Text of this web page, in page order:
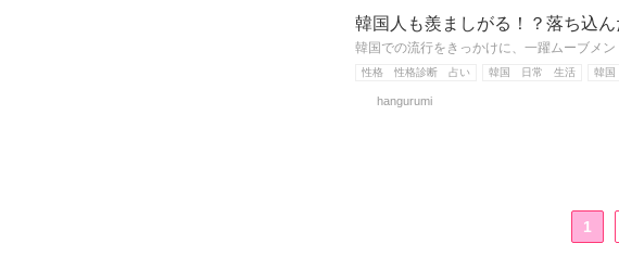
韓国人も羨ましがる！？落ち込
韓国での流行をきっかけに、一躍ムーブメ
性格 性格診断 占い 韓国 日常 生活 韓
hangurumi
1